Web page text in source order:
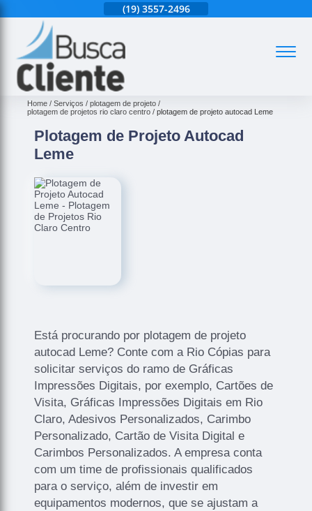
(19) 3557-2496
Home Serviços
plotagem de projeto
plotagem de projetos rio claro centro
plotagem de projeto autocad Leme
Plotagem de Projeto Autocad
Leme
Está procurando por plotagem de projeto
autocad Leme? Conte com a Rio Cópias para
solicitar serviços do ramo de Gráficas
Impressões Digitais, por exemplo, Cartões de
Visita, Gráficas Impressões Digitais em Rio
Claro, Adesivos Personalizados, Carimbo
Personalizado, Cartão de Visita Digital e
Carimbos Personalizados. A empresa conta
com um time de profissionais qualificados
para o serviço, além de investir em
equipamentos modernos, que se ajustam a